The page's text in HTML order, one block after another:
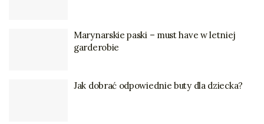
Marynarskie paski – must have w letniej
garderobie
Jak dobrać odpowiednie buty dla dziecka?